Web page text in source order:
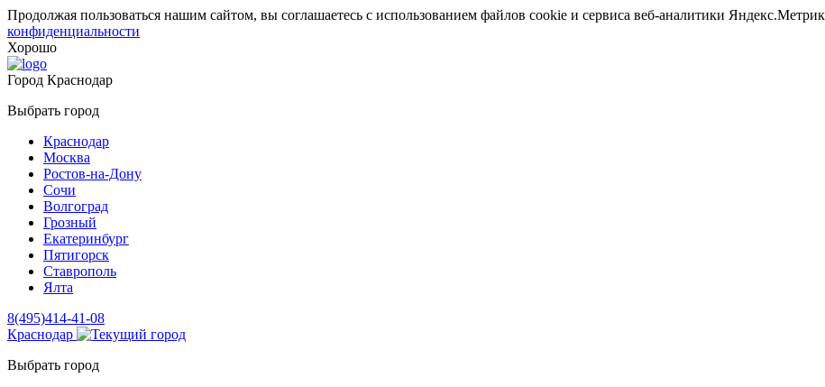
Продолжая пользоваться нашим сайтом, вы соглашаетесь с использованием файлов cookie и сервиса веб-аналитики
конфиденциальности
Хорошо
Город Краснодар
Выбрать город
Краснодар
Москва
Ростов-на-Дону
Сочи
Волгоград
Грозный
Екатеринбург
Пятигорск
Ставрополь
Ялта
8(495)414-41-08
Краснодар
Выбрать город